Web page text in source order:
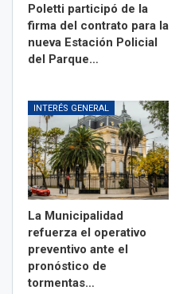
Poletti participó de la
firma del contrato para la
nueva Estación Policial
del Parque…
INTERÉS GENERAL
La Municipalidad
refuerza el operativo
preventivo ante el
pronóstico de
tormentas…